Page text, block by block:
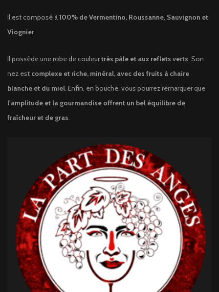
Il est composé à100% de Vermentino, Roussanne, Sauvignon et
Viognier.
Il possède une robe de couleurtrès pâle et aux reflets verts. Son
nez est complexe et riche, minéral, avec des fruits à chaire
blanche et du miel. Enfin, en bouche, vous pourrez remarquer que
l'amplitude et la gourmandise offrent un bel équilibre de
fraîcheur et de gras.